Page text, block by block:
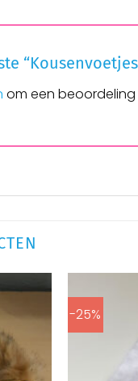
om een
Aan
-25%